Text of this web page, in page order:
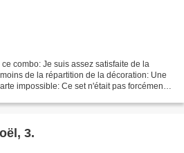
combo: Je suis assez satisfaite de la
de la répartition de la décoration: Une
impossible: Ce set n'était pas forcément
3.